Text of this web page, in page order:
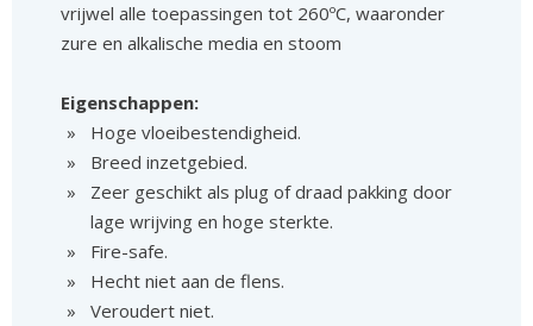
vrijwel alle toepassingen tot 260ºC, waaronder
zure en alkalische media en stoom
Eigenschappen:
Hoge vloeibestendigheid.
Breed inzetgebied.
Zeer geschikt als plug of draad pakking door
lage wrijving en hoge sterkte.
Fire-safe.
Hecht niet aan de flens.
Veroudert niet.